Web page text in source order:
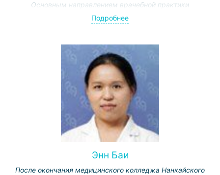
Основным направлением врачебной практики
является радиохирургическое лечение как
доброкачественных опухолей (неврином, менингиом,
мостомозжечкового угла и др.), так и злокачественных
- одиночных и множественных метастазов в головном
мозге (в том числе посредством многократного
воздействия “Гамма-ножом”).
Подробнее
Энн Баи
После окончания медицинского колледжа Нанкайского